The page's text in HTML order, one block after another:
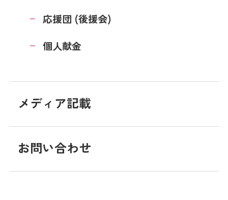
応援団 (後援会)
個人献金
メディア記載
お問い合わせ